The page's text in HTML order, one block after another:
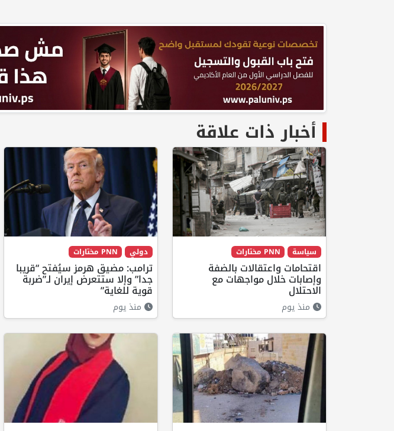
أخبار ذات علاقة
سياسة PNN مختارات
اقتحامات واعتقالات بالضفة
وإصابات خلال مواجهات مع
الاحتلال
منذ يوم
دولي PNN مختارات
ترامب: مضيق هرمز سيُفتح “قريبا
جدا” وإلا ستتعرض إيران لـ”ضربة
قوية للغاية”
منذ يوم